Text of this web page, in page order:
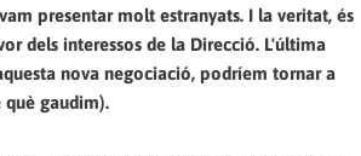
presentar molt estranyats. I la veritat, és
dels interessos de la Direcció. L'última
nova negociació, podríem tornar a
gaudim).